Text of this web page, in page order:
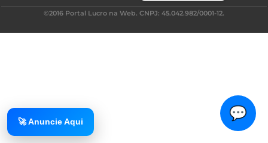
💬
©2016 Portal Lucro na Web. CNPJ: 45.042.982/0001-12.
🚀 Anuncie Aqui